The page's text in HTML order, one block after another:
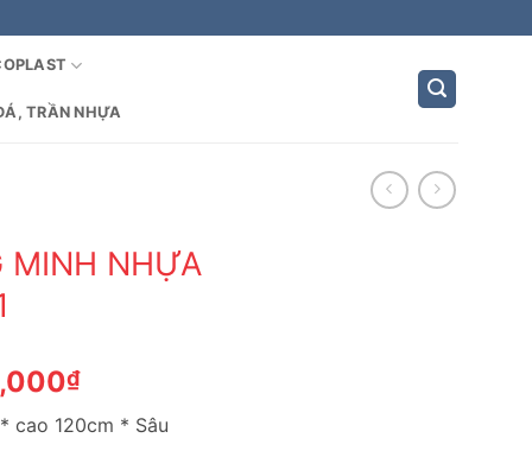
TRẦN NHỰA
MINH NHỰA
₫Giá
hiện
tại
cao 120cm * Sâu